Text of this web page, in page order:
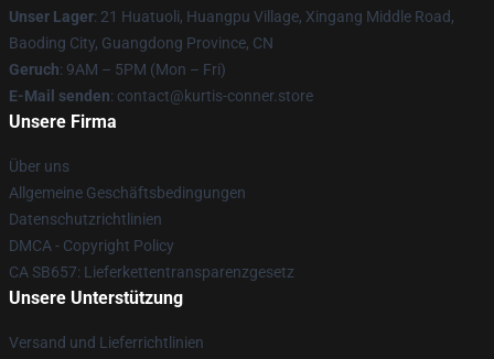
Unser Lager: 21 Huatuoli, Huangpu Village, Xingang Middle Road,
Baoding City, Guangdong Province, CN
Geruch: 9AM – 5PM (Mon – Fri)
E-Mail senden: contact@kurtis-conner.store
Unsere Firma
Über uns
Allgemeine Geschäftsbedingungen
Datenschutzrichtlinien
DMCA - Copyright Policy
CA SB657: Lieferkettentransparenzgesetz
Unsere Unterstützung
Versand und Lieferrichtlinien